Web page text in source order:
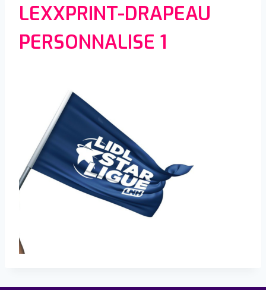
LEXXPRINT-DRAPEAU
PERSONNALISE 1